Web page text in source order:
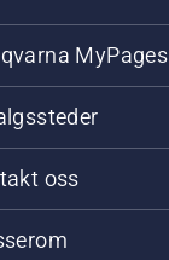
MyPages
oss